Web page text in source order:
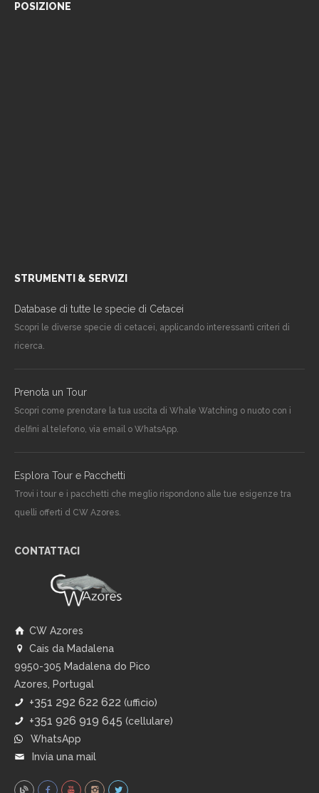
POSIZIONE
STRUMENTI & SERVIZI
Database di tutte le specie di Cetacei
Scopri le diverse specie di cetacei, applicando interessanti criteri di
ricerca.
Prenota un Tour
Scopri come prenotare la tua uscita di Whale Watching o nuoto con i
delfini al telefono, via email o WhatsApp.
Esplora Tour e Pacchetti
Trovi i tour e i pacchetti che meglio rispondono alle tue esigenze tra
quelli offerti d CW Azores.
CONTATTACI
CW Azores
Cais da Madalena
9950-305 Madalena do Pico
Azores, Portugal
+351 292 622 622 (ufficio)
+351 926 919 645 (cellulare)
WhatsApp
Invia una mail